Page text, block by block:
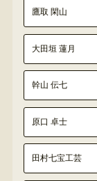
鷹取 閑山
大田垣 蓮月
幹山 伝七
原口 卓士
田村七宝工芸